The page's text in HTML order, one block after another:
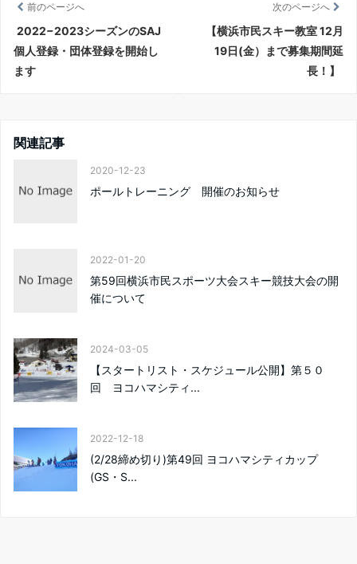
o
o
k
e
r
前のページへ
2022−2023シーズンのSAJ
個人登録・団体登録を開始し
ます
次のページへ
【横浜市民スキー教室 12月
19日(金）まで募集期間延
長！】
関連記事
2020-12-23
ポールトレーニング 開催のお知らせ
2022-01-20
第59回横浜市民スポーツ大会スキー競技大会の開
催について
2024-03-05
【スタートリスト・スケジュール公開】第５０
回 ヨコハマシティ...
2022-12-18
(2/28締め切り)第49回 ヨコハマシティカップ
(GS・S...